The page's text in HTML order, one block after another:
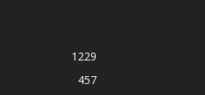
1229
457